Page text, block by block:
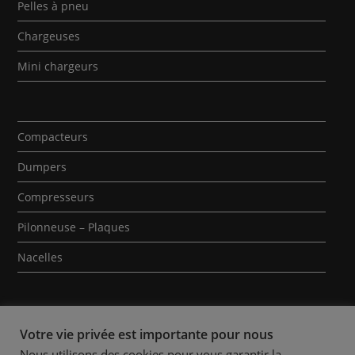
Pelles à pneu
Chargeuses
Mini chargeurs
Compacteurs
Dumpers
Compresseurs
Pilonneuse – Plaques
Nacelles
Votre vie privée est importante pour nous